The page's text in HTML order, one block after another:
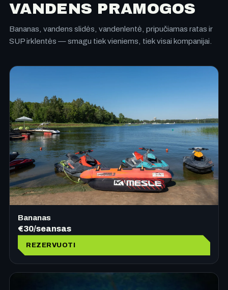
VANDENS PRAMOGOS
Bananas, vandens slidės, vandenlentė, pripučiamas ratas ir
SUP irklentės — smagu tiek vieniems, tiek visai kompanijai.
Bananas
€30/seansas
REZERVUOTI